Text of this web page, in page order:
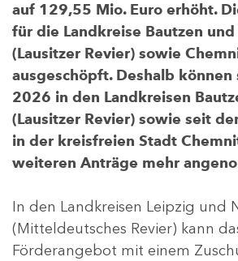
auf 129,55 Mio. Euro erhöht.
für die Landkreise Bautzen
(Lausitzer Revier) sowie
ausgeschöpft. Deshalb können
2026 in den Landkreisen
(Lausitzer Revier) sowie seit
in der kreisfreien Stadt
weiteren Anträge mehr
In den Landkreisen Leipzig und
(Mitteldeutsches Revier) kann
Förderangebot mit einem